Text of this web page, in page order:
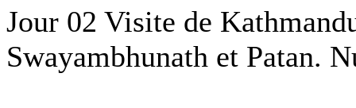
Jour 02 Visite de
Swayambhunath et Patan.